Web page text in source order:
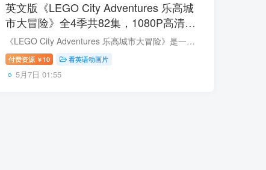
英文版《LEGO City Adventures 乐高城
市大冒险》全4季共82集，1080P高清视
频带英文字幕，百度云网盘下载！
《LEGO City Adventures 乐高城市大冒险》是一部以乐高玩具为基础的动画系列，它带领观众进入了一个充满想象力和乐趣的城市世界。这个系列以各种各样的乐高城市场景和角色为基础，以轻松幽默的...
付费资源 ￥ 10 看英语动画片
5月7日 01:55